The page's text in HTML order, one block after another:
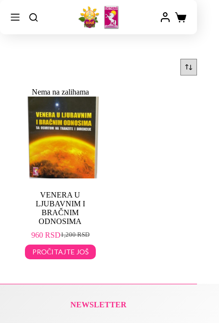
Nema na zalihama
VENERA U
LJUBAVNIM I
BRAČNIM
ODNOSIMA
1,200RSD
960 RSD
PROČITAJTE JOŠ
NEWSLETTER